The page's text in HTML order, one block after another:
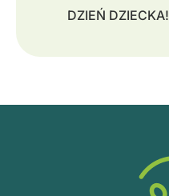
DZIEŃ DZIECKA!